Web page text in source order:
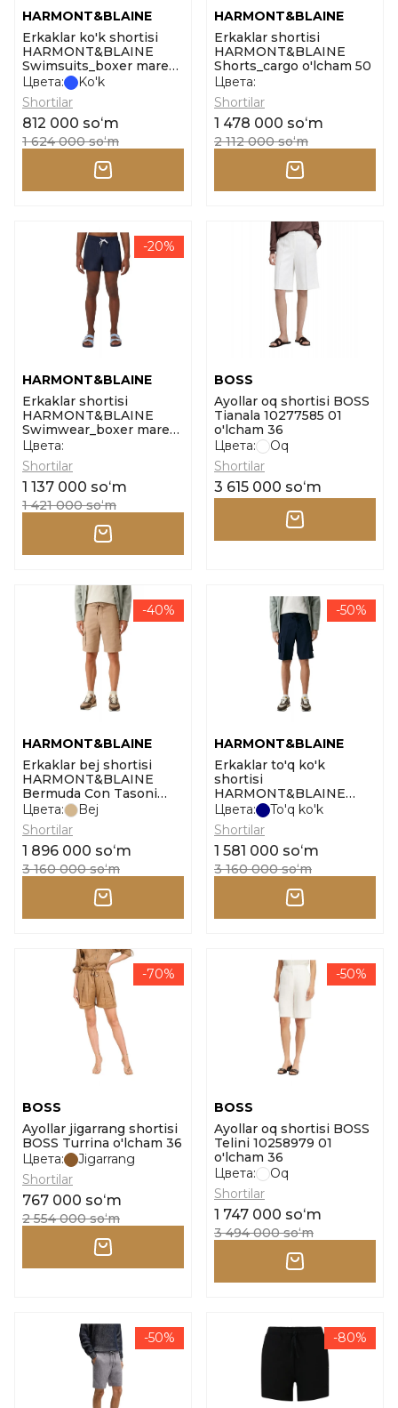
HARMONT&BLAINE
Erkaklar ko'k shortisi
HARMONT&BLAINE
Swimsuits_boxer mare
stampa logo o'lcham xl
Цвета:
Ko'k
Shortilar
812 000 soʻm
1 624 000 soʻm
HARMONT&BLAINE
Erkaklar shortisi
HARMONT&BLAINE
Shorts_cargo o'lcham 50
Цвета:
Shortilar
1 478 000 soʻm
2 112 000 soʻm
-20%
HARMONT&BLAINE
Erkaklar shortisi
HARMONT&BLAINE
Swimwear_boxer mare
basico cor o'lcham l
Цвета:
Shortilar
1 137 000 soʻm
1 421 000 soʻm
BOSS
Ayollar oq shortisi BOSS
Tianala 10277585 01
o'lcham 36
Цвета:
Oq
Shortilar
3 615 000 soʻm
-40%
HARMONT&BLAINE
Erkaklar bej shortisi
HARMONT&BLAINE
Bermuda Con Tasoni
Shortlari o'lcham 48
Цвета:
Bej
Shortilar
1 896 000 soʻm
3 160 000 soʻm
-50%
HARMONT&BLAINE
Erkaklar to'q ko'k
shortisi
HARMONT&BLAINE
Bermuda Con Tasoni
o'lcham 46
Цвета:
To'q ko'k
Shortilar
1 581 000 soʻm
3 160 000 soʻm
-70%
BOSS
Ayollar jigarrang shortisi
BOSS Turrina o'lcham 36
Цвета:
Jigarrang
Shortilar
767 000 soʻm
2 554 000 soʻm
-50%
BOSS
Ayollar oq shortisi BOSS
Telini 10258979 01
o'lcham 36
Цвета:
Oq
Shortilar
1 747 000 soʻm
3 494 000 soʻm
-50% -80%